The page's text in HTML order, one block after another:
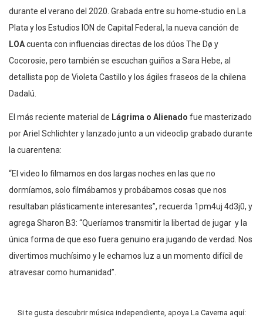
durante el verano del 2020. Grabada entre su home-studio en La
Plata y los Estudios ION de Capital Federal, la nueva canción de
LOAcuenta con influencias directas de los dúos The Dø y
Cocorosie, pero también se escuchan guiños a Sara Hebe, al
detallista pop de Violeta Castillo y los ágiles fraseos de la chilena
Dadalú.
El más reciente material de Lágrima o Alienado fue masterizado
por Ariel Schlichter y lanzado junto a un videoclip grabado durante
la cuarentena:
“El video lo filmamos en dos largas noches en las que no
dormíamos, solo filmábamos y probábamos cosas que nos
resultaban plásticamente interesantes”, recuerda 1pm4uj 4d3j0, y
agrega Sharon B3: “Queríamos transmitir la libertad de jugar y la
única forma de que eso fuera genuino era jugando de verdad. Nos
divertimos muchísimo y le echamos luz a un momento difícil de
atravesar como humanidad”.
Si te gusta descubrir música independiente, apoya La Caverna aquí: